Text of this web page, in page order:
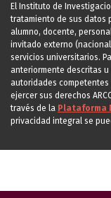
El Instituto de
tratamiento de sus datos
alumno, docente,
invitado externo
servicios universitarios.
anteriormente descritas
autoridades
ejercer sus derechos
través de la Plataforma
privacidad integral se